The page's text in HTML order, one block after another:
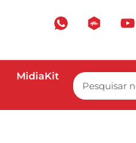
MidiaKit